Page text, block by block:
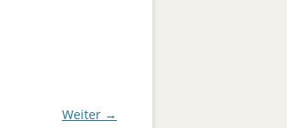
Social Media
Weiter →